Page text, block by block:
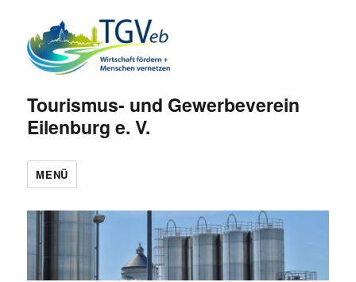
Tourismus- und Gewerbeverein
Eilenburg e. V.
MENÜ